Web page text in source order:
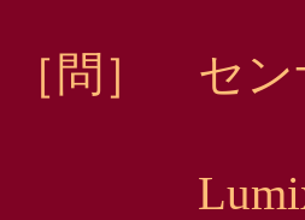
［問］ セン
Lumix G1